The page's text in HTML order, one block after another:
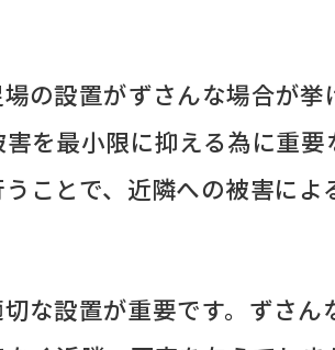
の設置がずさんな場合が
を最小限に抑える為に重
ことで、近隣への被害に
な設置が重要です。ずさ